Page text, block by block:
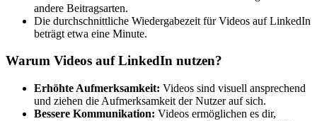
andere Beitragsarten.
Die durchschnittliche Wiedergabezeit für Videos auf LinkedIn
beträgt etwa eine Minute.
Warum Videos auf LinkedIn nutzen?
Erhöhte Aufmerksamkeit: Videos sind visuell ansprechend
und ziehen die Aufmerksamkeit der Nutzer auf sich.
Bessere Kommunikation: Videos ermöglichen es dir,